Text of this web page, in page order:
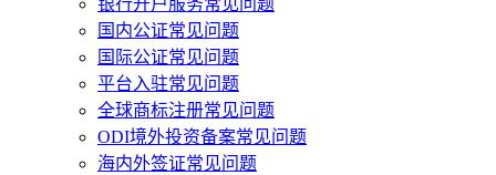
银行开户服务常见问题
国内公证常见问题
国际公证常见问题
平台入驻常见问题
全球商标注册常见问题
ODI境外投资备案常见问题
海内外签证常见问题